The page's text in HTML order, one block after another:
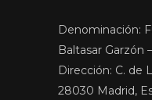
Denominación:
Baltasar Garzón
Dirección: C. de
28030 Madrid,